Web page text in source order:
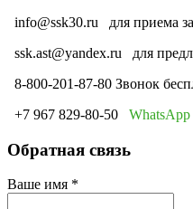
info@ssk30.ru для приема
ssk.ast@yandex.ru для
8-800-201-87-80 Звонок
+7 967 829-80-50
WhatsApp
Обратная связь
Ваше имя *